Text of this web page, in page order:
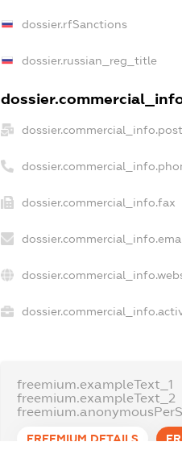
dossier.rfSanctions
dossier.russian_reg_title
dossier.commercial_info.fax
freemium.exampleText_1
freemium.exampleText_2
FREEMIUM.DETAILS